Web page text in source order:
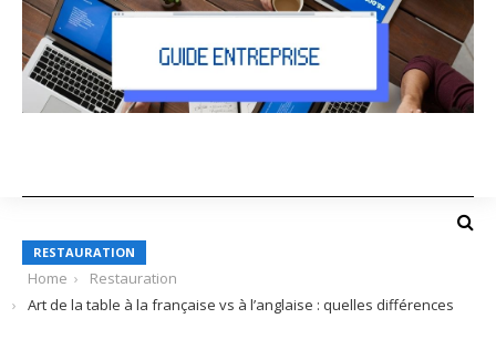
RESTAURATION
Home
Restauration
Art de la table à la française vs à l’anglaise : quelles différences